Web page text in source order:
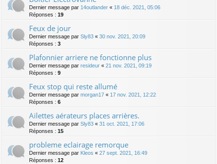
Dernier message par 14outlander « 18 déc. 2021, 05:06
Réponses : 19
Feux de jour
Dernier message par Sly83 « 30 nov. 2021, 20:09
Réponses : 3
Plafonnier arriere ne fonctionne plus
Dernier message par resideur « 21 nov. 2021, 09:19
Réponses : 9
Feux stop qui reste allumé
Dernier message par morgan17 « 17 nov. 2021, 12:22
Réponses : 6
Ailettes aérateurs places arrières.
Dernier message par Sly83 « 31 oct. 2021, 17:06
Réponses : 15
probleme eclairage remorque
Dernier message par Kleos « 27 sept. 2021, 16:49
Réponses : 12